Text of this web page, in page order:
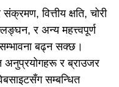
वित्तीय क्षति, चोरी
र अन्य महत्त्वपूर्ण
बढ्न सक्छ।
अनुप्रयोगहरू र ब्राउजर
सम्बन्धित